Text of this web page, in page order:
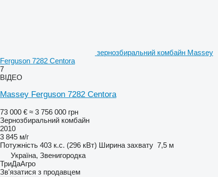
зернозбиральний комбайн Massey
Ferguson 7282 Centora
7
ВІДЕО
Massey Ferguson 7282 Centora
73 000 € ≈ 3 756 000 грн
Зернозбиральний комбайн
2010
3 845 м/г
Потужність 403 к.с. (296 кВт) Ширина захвату 7,5 м
Україна, Звенигородка
ТриДаАгро
Зв'язатися з продавцем